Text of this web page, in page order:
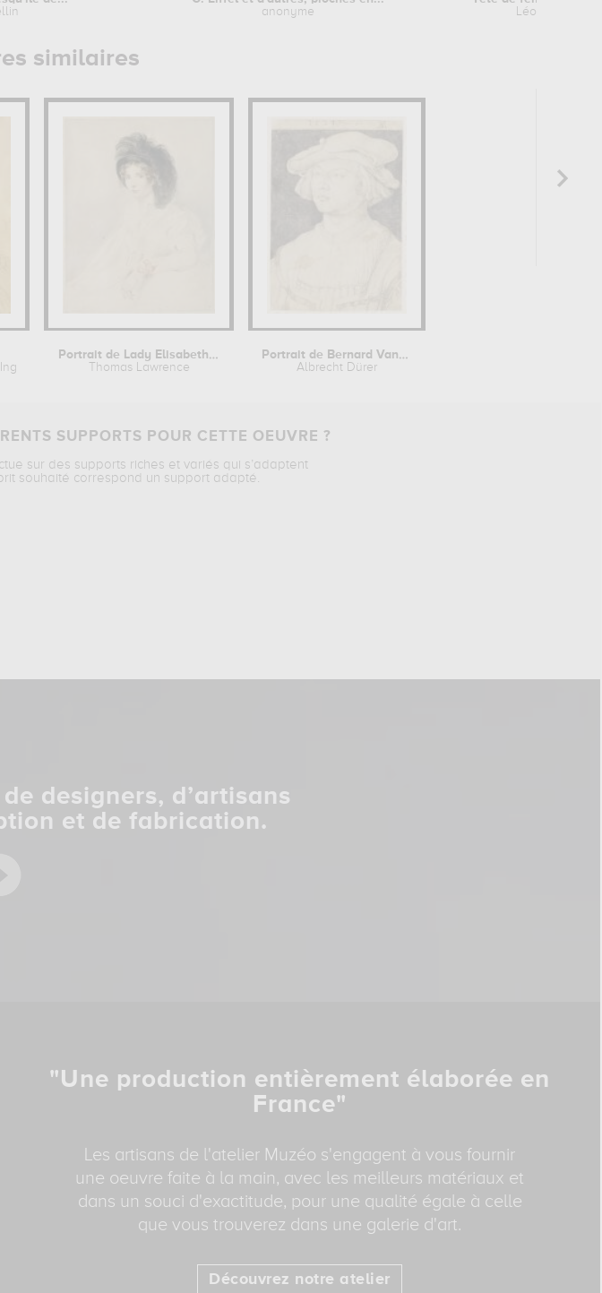
anonyme
Léonard de
similaires
Portrait de Lady Elisabeth Foster,...
Thomas Lawrence
Portrait de Bernard Van Orley
Albrecht Dürer
SUPPORTS POUR CETTE OEUVRE ?
sur des supports riches et variés qui s’adaptent
souhaité correspond un support adapté.
designers, d’artisans
et de fabrication.
"Une production entièrement élaborée en
France"
Les artisans de l'atelier Muzéo s'engagent à vous fournir
une oeuvre faite à la main, avec les meilleurs matériaux et
dans un souci d'exactitude, pour une qualité égale à celle
que vous trouverez dans une galerie d'art.
Découvrez notre atelier